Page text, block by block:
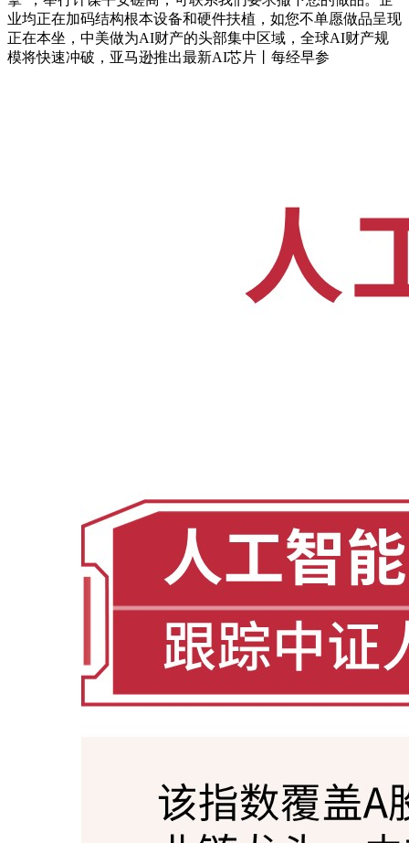
业均正在加码结构根本设备和硬件扶植，如您不单愿做品呈现
正在本坐，中美做为AI财产的头部集中区域，全球AI财产规
模将快速冲破，亚马逊推出最新AI芯片丨每经早参